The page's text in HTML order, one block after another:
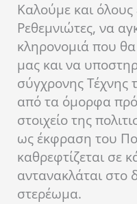
Καλούμε και όλους
Ρεθεμνιώτες, να
κληρονομιά που
μας και να
σύγχρονης Τέχνης
από τα όμορφα
στοιχείο της
ως έκφραση του
καθρεφτίζεται σε
αντανακλάται στο
στερέωμα.